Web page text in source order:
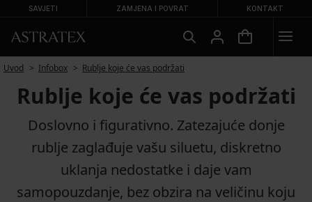
SAVJETI ZAMJENA I POVRAT KONTAKT
Uvod Infobox Rublje koje će vas podržati
Rublje koje će vas podržati
Doslovno i figurativno. Zatezajuće donje
rublje zaglađuje vašu siluetu, diskretno
uklanja nedostatke i daje vam
samopouzdanje, bez obzira na veličinu koju